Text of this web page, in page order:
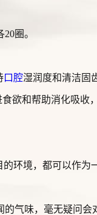
圈。
口腔湿润度和清洁固
欲和帮助消化吸收
环境，都可以作为
气味，毫无疑问会